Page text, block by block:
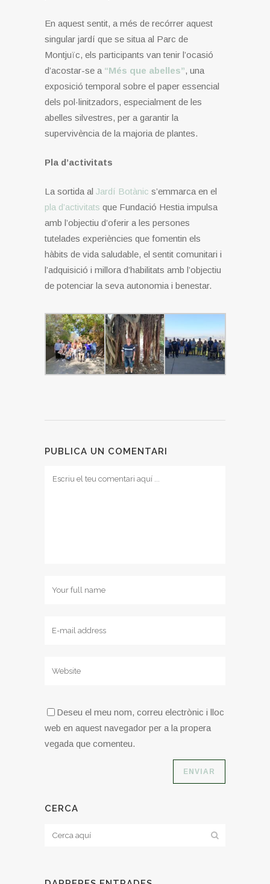
En aquest sentit, a més de recórrer aquest
singular jardí que se situa al Parc de
Montjuïc, els participants van tenir l’ocasió
d’acostar-se a “Més que abelles”, una
exposició temporal sobre el paper essencial
dels pol·linitzadors, especialment de les
abelles silvestres, per a garantir la
supervivència de la majoria de plantes.
Pla d’activitats
La sortida al Jardí Botànic s’emmarca en el
pla d’activitats que Fundació Hestia impulsa
amb l’objectiu d’oferir a les persones
tutelades experiències que fomentin els
hàbits de vida saludable, el sentit comunitari i
l’adquisició i millora d’habilitats amb l’objectiu
de potenciar la seva autonomia i benestar.
PUBLICA UN COMENTARI
Deseu el meu nom, correu electrònic i lloc
web en aquest navegador per a la propera
vegada que comenteu.
CERCA